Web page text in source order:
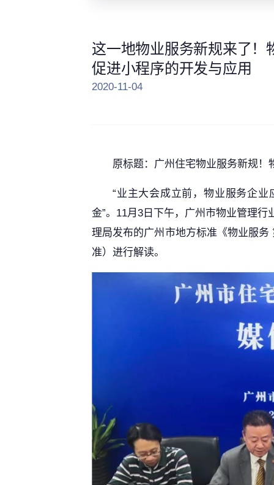
这一地物业服务新规来了！
促进小程序的开发与应用
2020-11-04
原标题：广州住宅物业服务新规
“业主大会成立前，物业服务企
金”。11月3日下午，广州市物业管理
理局发布的广州市地方标准《物业服
准）进行解读。